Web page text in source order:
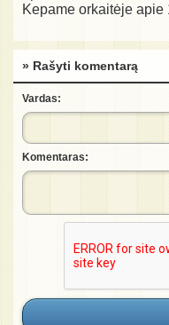
Kepame orkaitėje
» Rašyti komentarą
Vardas:
Komentaras: